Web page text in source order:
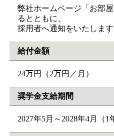
弊社ホームページ「お部
るとともに、
採用者へ通知をいたします
給付金額
24万円（2万円／月）
奨学金支給期間
2027年5月～2028年4月（1